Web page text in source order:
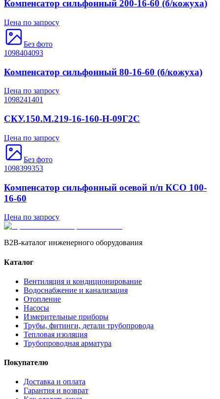
Компенсатор сильфонный 200-16-60 (б/кожуха)
Цена по запросу
Без фото
1098404093
Компенсатор сильфонный 80-16-60 (б/кожуха)
Цена по запросу
1098241401
СКУ.150.М.219-16-160-Н-09Г2С
Цена по запросу
Без фото
1098399353
Компенсатор сильфонный осевой п/п КСО 100-
16-60
Цена по запросу
B2B-каталог инженерного оборудования
Каталог
Вентиляция и кондиционирование
Водоснабжение и канализация
Отопление
Насосы
Измерительные приборы
Трубы, фитинги, детали трубопровода
Тепловая изоляция
Трубопроводная арматура
Покупателю
Доставка и оплата
Гарантия и возврат